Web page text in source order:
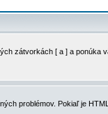
zátvorkách [ a ] a ponúka
problémov. Pokiaľ je